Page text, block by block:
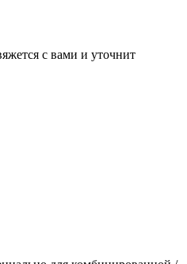
с вами и уточнит